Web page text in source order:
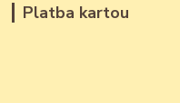
Platba kartou